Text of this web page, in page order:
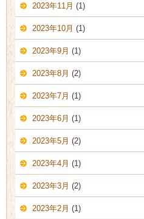
2023年11月 (1)
2023年10月 (1)
2023年9月 (1)
2023年8月 (2)
2023年7月 (1)
2023年6月 (1)
2023年5月 (2)
2023年4月 (1)
2023年3月 (2)
2023年2月 (1)